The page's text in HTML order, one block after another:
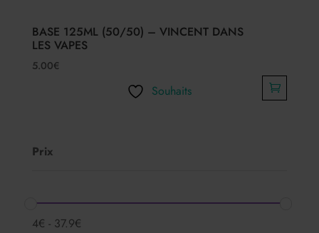
BASE 125ML (50/50) – VINCENT DANS
LES VAPES
5.00€
Souhaits
Prix
4€ - 37.9€